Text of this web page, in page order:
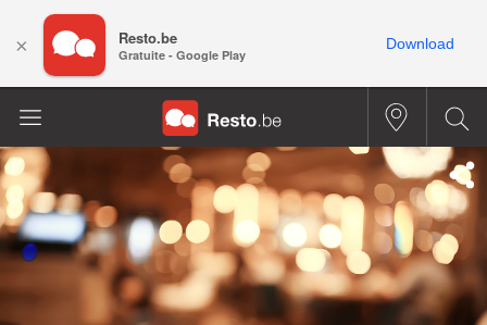
× Resto.be
Gratuite - Google Play
Download